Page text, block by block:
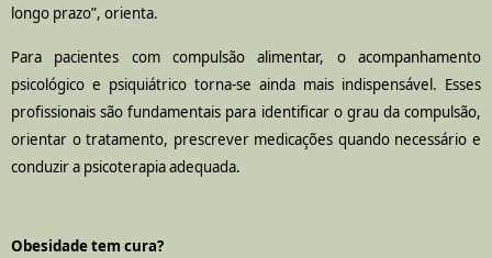
longo prazo”, orienta.
Para pacientes com compulsão alimentar, o acompanhamento
psicológico e psiquiátrico torna-se ainda mais indispensável. Esses
profissionais são fundamentais para identificar o grau da compulsão,
orientar o tratamento, prescrever medicações quando necessário e
conduzir a psicoterapia adequada.
Obesidade tem cura?